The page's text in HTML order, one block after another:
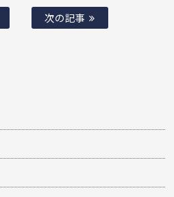
次の記事